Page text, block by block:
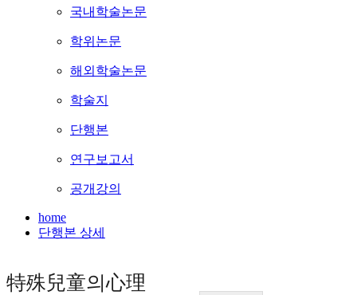
국내학술논문
학위논문
해외학술논문
학술지
단행본
연구보고서
공개강의
home
단행본 상세
特殊兒童의心理